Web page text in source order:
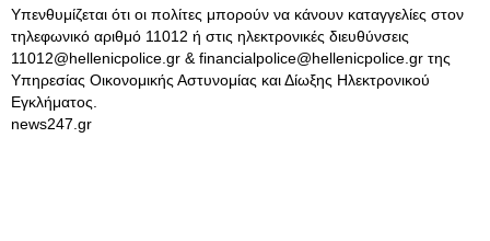
Υπενθυμίζεται ότι οι πολίτες μπορούν να κάνουν καταγγελίες στον
τηλεφωνικό αριθμό 11012 ή στις ηλεκτρονικές διευθύνσεις
11012@hellenicpolice.gr & financialpolice@hellenicpolice.gr της
Υπηρεσίας Οικονομικής Αστυνομίας και Δίωξης Ηλεκτρονικού
Εγκλήματος.
news247.gr